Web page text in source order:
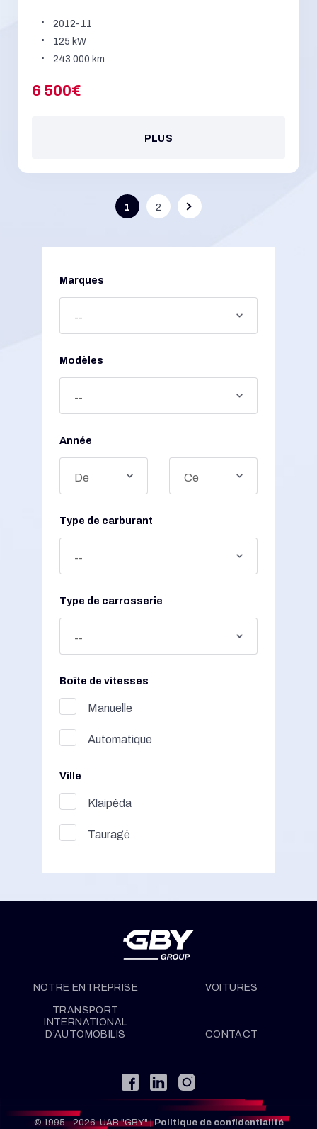
2012-11
125 kW
243 000 km
6 500€
PLUS
1 2
Marques
Modèles
Année
Type de carburant
Type de carrosserie
Boîte de vitesses
Manuelle
Automatique
Ville
Klaipėda
Tauragė
NOTRE ENTREPRISE VOITURES
TRANSPORT
INTERNATIONAL
D’AUTOMOBILIS
CONTACT
© 1995 - 2026. UAB "GBY" |Politique de confidentialité